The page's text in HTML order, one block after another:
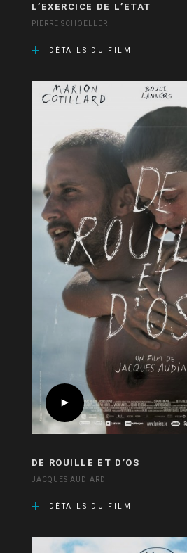
L’EXERCICE DE L’ETAT
PIERRE SCHOELLER
DÉTAILS DU FILM
DE ROUILLE ET D’OS
JACQUES AUDIARD
DÉTAILS DU FILM